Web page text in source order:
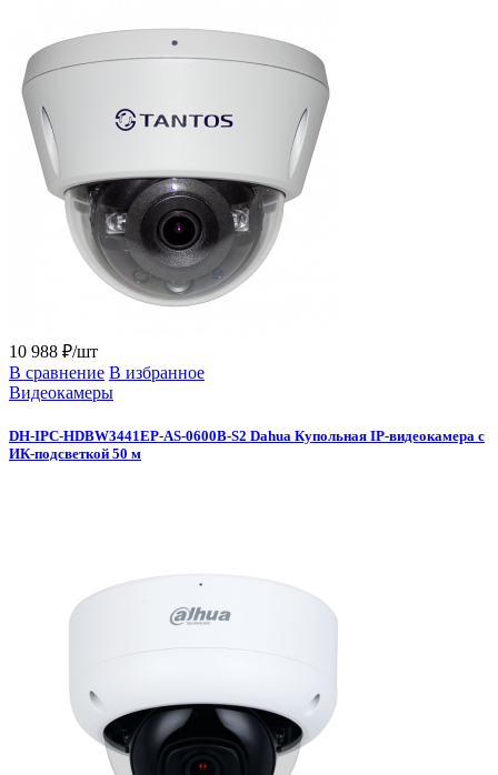
10 988 ₽/шт
В сравнение В избранное
Видеокамеры
DH-IPC-HDBW3441EP-AS-0600B-S2 Dahua Купольная IP-видеокамера с
ИК-подсветкой 50 м